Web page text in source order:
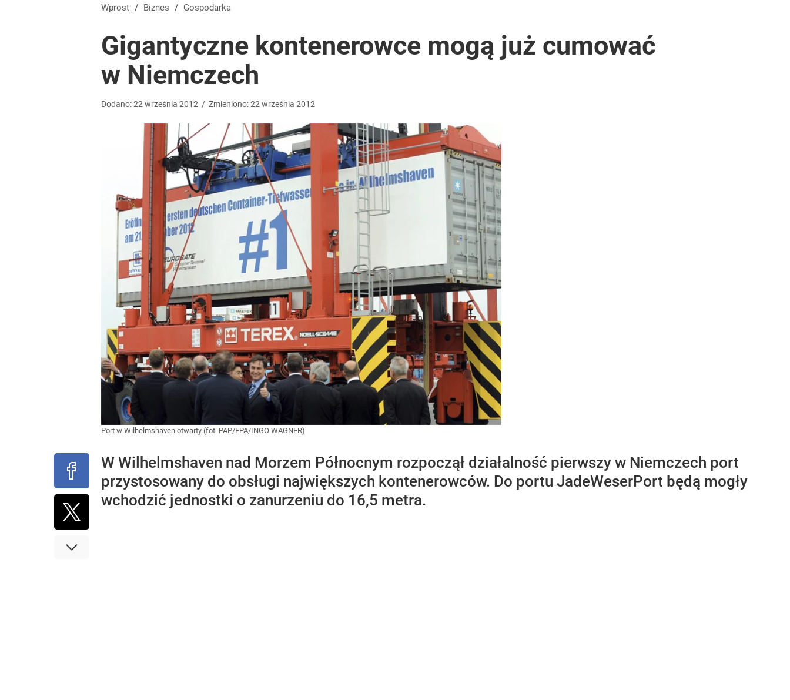
Na taki komunikat kierowcy czekali od dawna. „Optymistyczne wieści”
Kontrole studni przyspieszają. Za pobór wody nawet 7,5 tys. zł kary
„Nie chodzi o zemstę”. Mocny apel w sprawie ofiar rzezi wołyńskiej
Wprost / Biznes / Gospodarka
Gigantyczne kontenerowce mogą już cumować
w Niemczech
Dodano:22 września 2012 / Zmieniono:22 września 2012
Port w Wilhelmshaven otwarty (fot. PAP/EPA/INGO WAGNER)
W Wilhelmshaven nad Morzem Północnym rozpoczął działalność pierwszy w Niemczech port
przystosowany do obsługi największych kontenerowców. Do portu JadeWeserPort będą mogły
wchodzić jednostki o zanurzeniu do 16,5 metra.